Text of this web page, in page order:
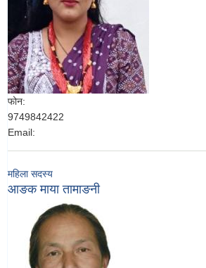
फोन:
9749842422
Email:
महिला सदस्य
आङक माया तामाङनी